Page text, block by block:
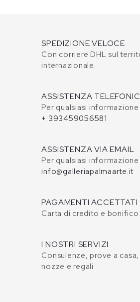
SPEDIZIONE VELOCE
Con corriere DHL sul
internazionale.
ASSISTENZA
Per qualsiasi
+:393459056581
ASSISTENZA VIA EMAIL
Per qualsiasi
info@galleriapalmaarte.it
PAGAMENTI ACCETTATI
Carta di credito e
I NOSTRI SERVIZI
Consulenze, prove a
nozze e regali